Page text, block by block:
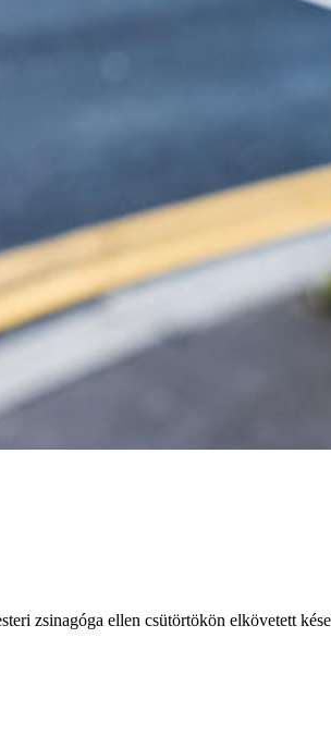
zsinagóga ellen csütörtökön elkövetett